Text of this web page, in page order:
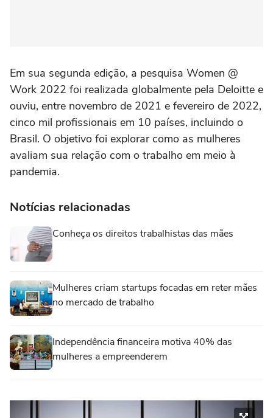
Em sua segunda edição, a pesquisa Women @
Work 2022 foi realizada globalmente pela Deloitte e
ouviu, entre novembro de 2021 e fevereiro de 2022,
cinco mil profissionais em 10 países, incluindo o
Brasil. O objetivo foi explorar como as mulheres
avaliam sua relação com o trabalho em meio à
pandemia.
Notícias relacionadas
Conheça os direitos trabalhistas das mães
Mulheres criam startups focadas em reter mães
no mercado de trabalho
Independência financeira motiva 40% das
mulheres a empreenderem